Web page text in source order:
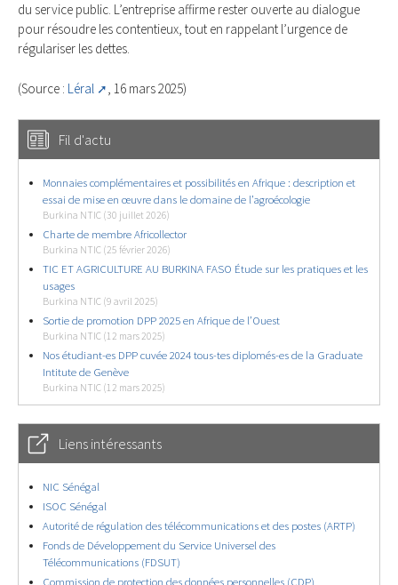
du service public. L’entreprise affirme rester ouverte au dialogue
pour résoudre les contentieux, tout en rappelant l’urgence de
régulariser les dettes.
(Source : Léral , 16 mars 2025)
Fil d'actu
Monnaies complémentaires et possibilités en Afrique : description et
essai de mise en œuvre dans le domaine de l’agroécologie
Burkina NTIC (30 juillet 2026)
Charte de membre Africollector
Burkina NTIC (25 février 2026)
TIC ET AGRICULTURE AU BURKINA FASO Étude sur les pratiques et les
usages
Burkina NTIC (9 avril 2025)
Sortie de promotion DPP 2025 en Afrique de l’Ouest
Burkina NTIC (12 mars 2025)
Nos étudiant-es DPP cuvée 2024 tous-tes diplomés-es de la Graduate
Intitute de Genève
Burkina NTIC (12 mars 2025)
Liens intéressants
NIC Sénégal
ISOC Sénégal
Autorité de régulation des télécommunications et des postes (ARTP)
Fonds de Développement du Service Universel des
Télécommunications (FDSUT)
Commission de protection des données personnelles (CDP)